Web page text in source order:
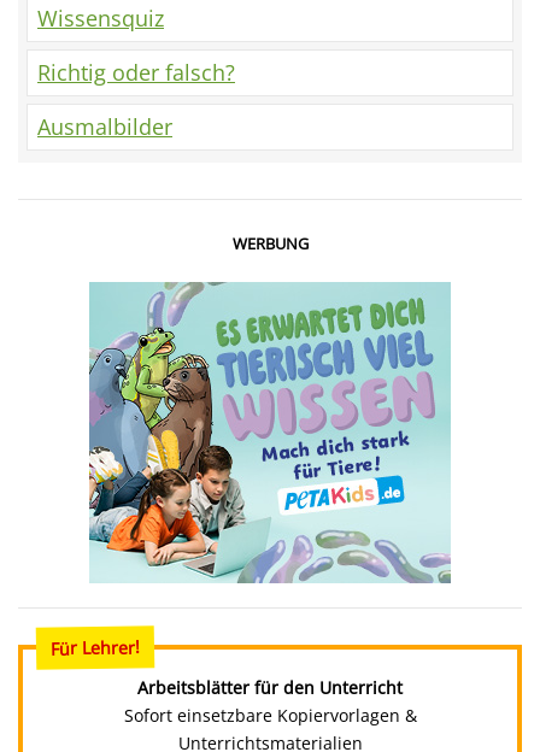
Wissensquiz
Richtig oder falsch?
Ausmalbilder
WERBUNG
Für Lehrer!
Arbeitsblätter für den Unterricht
Sofort einsetzbare Kopiervorlagen &
Unterrichtsmaterialien